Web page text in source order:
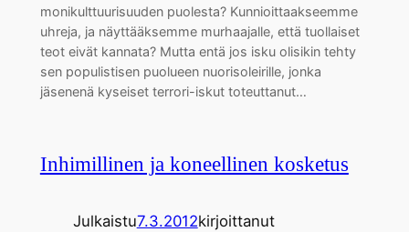
monikulttuurisuuden puolesta? Kunnioittaakseemme
uhreja, ja näyttääksemme murhaajalle, että tuollaiset
teot eivät kannata? Mutta entä jos isku olisikin tehty
sen populistisen puolueen nuorisoleirille, jonka
jäsenenä kyseiset terrori-iskut toteuttanut…
Inhimillinen ja koneellinen kosketus
Julkaistu7.3.2012kirjoittanut